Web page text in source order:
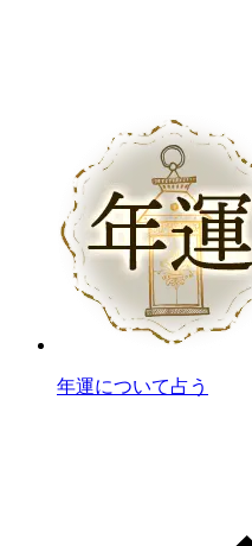
年運について占う